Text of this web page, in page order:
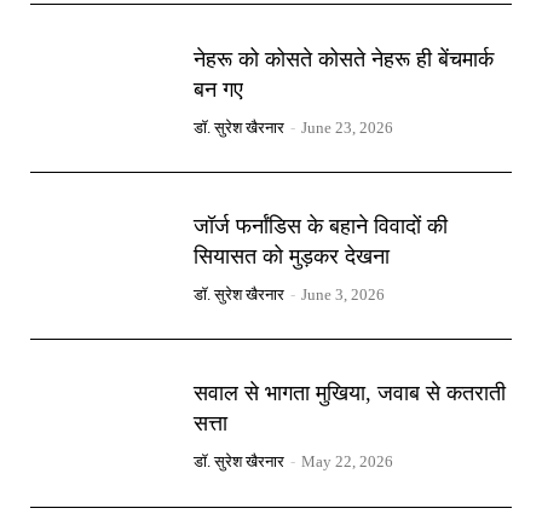
नेहरू को कोसते कोसते नेहरू ही बेंचमार्क
बन गए
डॉ. सुरेश खैरनार - June 23, 2026
जॉर्ज फर्नांडिस के बहाने विवादों की
सियासत को मुड़कर देखना
डॉ. सुरेश खैरनार - June 3, 2026
सवाल से भागता मुखिया, जवाब से कतराती
सत्ता
डॉ. सुरेश खैरनार - May 22, 2026